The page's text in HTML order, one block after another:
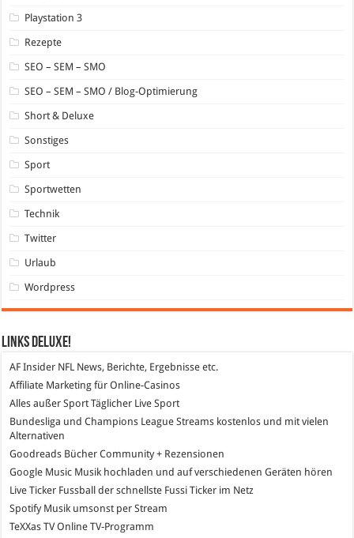
Playstation 3
Rezepte
SEO – SEM – SMO
SEO – SEM – SMO / Blog-Optimierung
Short & Deluxe
Sonstiges
Sport
Sportwetten
Technik
Twitter
Urlaub
Wordpress
Links DeLuXe!
AF Insider NFL News, Berichte, Ergebnisse etc.
Affiliate Marketing für Online-Casinos
Alles außer SportTäglicher Live Sport
Bundesliga und Champions League Streams kostenlos und mit vielen
Alternativen
Goodreads Bücher Community + Rezensionen
Google Music Musik hochladen und auf verschiedenen Geräten hören
Live Ticker Fussball
der schnellste Fussi Ticker im Netz
SpotifyMusik umsonst per Stream
TeXXas TVOnline TV-Programm